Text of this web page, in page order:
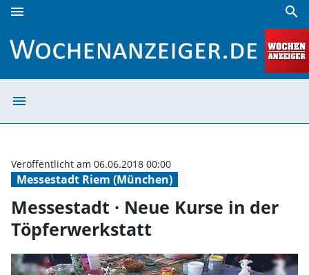
menu search
menu
Messestadt Riem (München)
Veröffentlicht am 06.06.2018 00:00
Messestadt · Neue Kurse in der
Töpferwerkstatt